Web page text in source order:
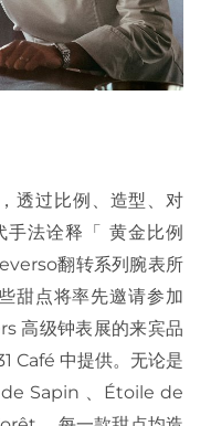
透过比例、造型、对
手法诠释「 黄金比例
翻转系列腕表所
甜点将率先邀请参加
高级钟表展的来宾品
Café 中提供。无论是
Sapin 、Étoile de